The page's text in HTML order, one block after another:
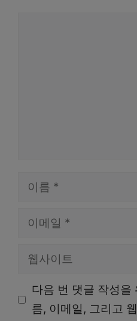
일
다음 번 댓글 작성을
름, 이메일, 그리고